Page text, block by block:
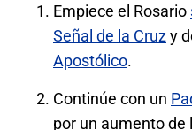
Empiece el Rosario
Señal de la Cruzy
Apostólico.
Continúe con un
por un aumento de